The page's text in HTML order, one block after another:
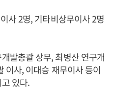
사 2명, 기타비상무이사 2명
발총괄 상무, 최병산 연구개
이사, 이대승 재무이사 등이
있다.